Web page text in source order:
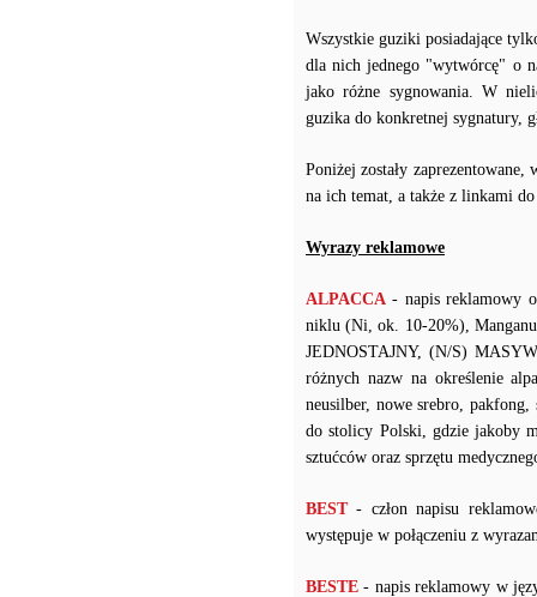
Wszystkie guziki posiadające
dla nich jednego "wytwórcę" o
jako różne sygnowania. W
guzika do konkretnej sygnatury,
Poniżej zostały
na ich temat, a także z linkami
Wyrazy reklamowe
ALPACCA - napis reklamowy
niklu (Ni, ok. 10-20%),
JEDNOSTAJNY, (N/S)
różnych nazw na określenie
neusilber, nowe srebro,
do stolicy Polski, gdzie jakoby
sztućców oraz sprzętu
BEST- człon napisu
występuje w połączeniu z
BESTE - napis reklamowy w